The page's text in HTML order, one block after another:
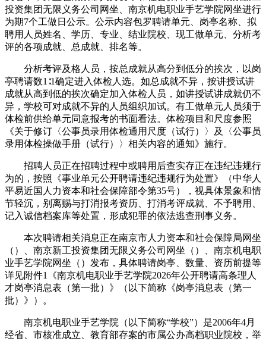
投资集团无限义务公司网坐、南京机电职业手艺学院网坐进行
为期7个工做日公示。公示内容包罗聘请单元、岗亭名称、拟
聘用人员姓名、学历、专业、结业院校、现工做单元、分析考
评的各项成就、总成就、排名等。
分析考评及格人员，按总成就从高分到低分的挨次，以岗
亭聘请数1∶1确定进入体检人选。如总成就不异，按讲授试讲
成就从高到低的挨次确定加入体检人员，如讲授试讲成就仍不
异，学校可对成就不异的人员组织加试。有工做单元人员须于
体检前供给单元同意报考的书面看法。体检项目和尺度参照
《关于修订〈公事员录用体检通用尺度（试行）〉及〈公事员
录用体检操做手册（试行）〉相关内容的通知》施行。
招聘人员正在招聘过程中或聘用后查实存正在违纪违规行
为的，按照《事业单元公开聘请违纪违规行为处置》（中华人
平易近国人力资本和社会保障部令第35号），视具体景象和情
节轻沉，别离赐与打消报考资历、打消考评成就、不予聘用、
记入诚信档案库等处置，形成犯罪的依法逃查刑事义务。
本次聘请相关消息正在南京市人力资本和社会保障局网坐
（）、南京新工投资集团无限义务公司网坐（）、南京机电职
业手艺学院网坐（）发布，具体聘请岗亭、数量、资历前提等
详见附件1《南京机电职业手艺学院2026年公开聘请高条理人
才岗亭消息表（第一批）》（以下简称《岗亭消息表（第一
批）》）。
南京机电职业手艺学院（以下简称“学校”）是2006年4月
经省、市核准成立、教育部存案的市属公办高档职业院校，举